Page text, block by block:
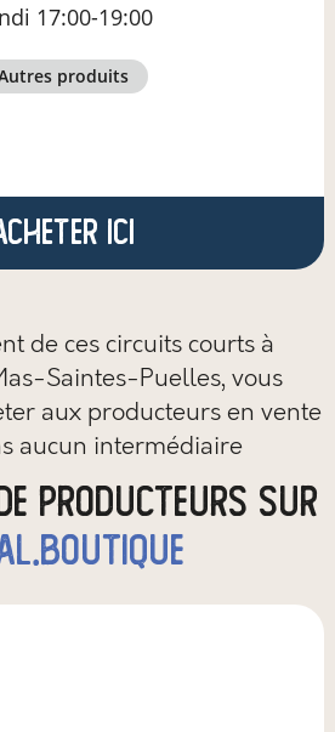
17:00-19:00
autres produits
ici
de ces circuits courts à
Saintes-Puelles,vous
aux producteurs en vente
aucun intermédiaire
producteurs sur